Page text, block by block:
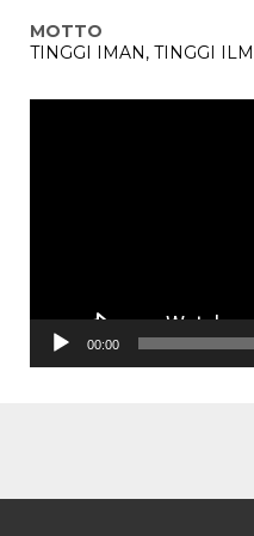
MOTTO
TINGGI IMAN, TINGGI
00:00